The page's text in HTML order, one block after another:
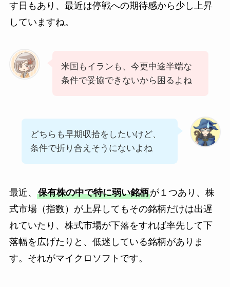
す日もあり、最近は停戦への期待感から少し上昇
していますね。
米国もイランも、今更中途半端な
条件で妥協できないから困るよね
どちらも早期収拾をしたいけど、
条件で折り合えそうにないよね
最近、 保有株の中で特に弱い銘柄が１つあり、株
式市場（指数）が上昇してもその銘柄だけは出遅
れていたり、株式市場が下落をすれば率先して下
落幅を広げたりと、低迷している銘柄がありま
す。それがマイクロソフトです。